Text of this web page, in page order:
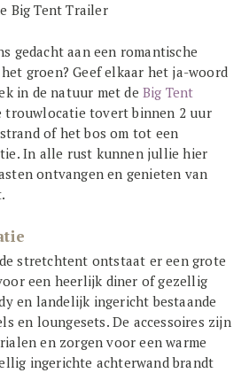
Big Tent Trailer
gedacht aan een romantische
groen? Geef elkaar het ja-woord
in de natuur met deBig Tent
trouwlocatie tovert binnen 2 uur
of het bos om tot een
In alle rust kunnen jullie hier
ontvangen en genieten van
stretchtent ontstaat er een grote
een heerlijk diner of gezellig
en landelijk ingericht bestaande
en loungesets. De accessoires zijn
en zorgen voor een warme
ingerichte achterwand brandt